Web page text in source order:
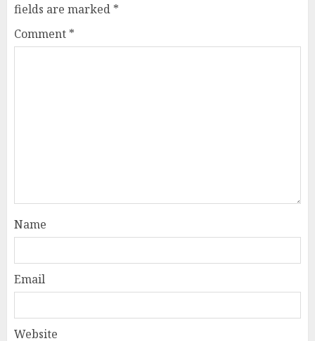
fields are marked *
Comment *
Name
Email
Website